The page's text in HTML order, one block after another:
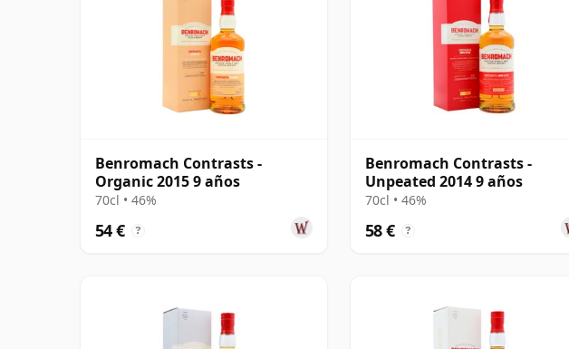
Benromach Contrasts -
Organic 2015 9 años
70cl • 46%
54 € ?
Benromach Contrasts -
Unpeated 2014 9 años
70cl • 46%
58 € ?